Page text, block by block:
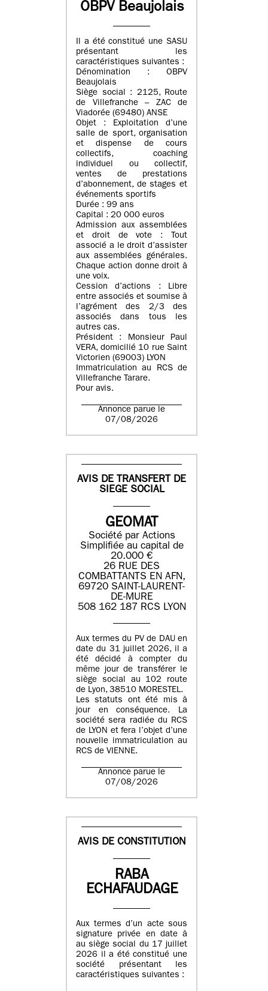
OBPV Beaujolais
Il a été constitué une SASU
présentant les
caractéristiques suivantes :
Dénomination : OBPV
Beaujolais
Siège social : 2125, Route
de Villefranche – ZAC de
Viadorée (69480) ANSE
Objet : Exploitation d’une
salle de sport, organisation
et dispense de cours
collectifs, coaching
individuel ou collectif,
ventes de prestations
d’abonnement, de stages et
événements sportifs
Durée : 99 ans
Capital : 20 000 euros
Admission aux assemblées
et droit de vote : Tout
associé a le droit d’assister
aux assemblées générales.
Chaque action donne droit à
une voix.
Cession d’actions : Libre
entre associés et soumise à
l’agrément des 2/3 des
associés dans tous les
autres cas.
Président : Monsieur Paul
VERA, domicilié 10 rue Saint
Victorien (69003) LYON
Immatriculation au RCS de
Villefranche Tarare.
Pour avis.
Annonce parue le
07/08/2026
AVIS DE TRANSFERT DE
SIEGE SOCIAL
GEOMAT
Société par Actions
Simplifiée au capital de
20.000 €
26 RUE DES
COMBATTANTS EN AFN,
69720 SAINT-LAURENT-
DE-MURE
508 162 187 RCS LYON
Aux termes du PV de DAU en
date du 31 juillet 2026, il a
été décidé à compter du
même jour de transférer le
siège social au 102 route
de Lyon, 38510 MORESTEL.
Les statuts ont été mis à
jour en conséquence. La
société sera radiée du RCS
de LYON et fera l’objet d’une
nouvelle immatriculation au
RCS de VIENNE.
Annonce parue le
07/08/2026
AVIS DE CONSTITUTION
RABA
ECHAFAUDAGE
Aux termes d’un acte sous
signature privée en date à
au siège social du 17 juillet
2026 il a été constitué une
société présentant les
caractéristiques suivantes :